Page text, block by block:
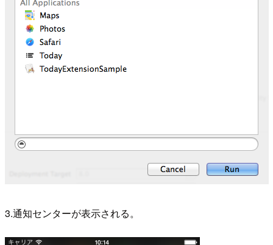
3.通知センターが表示される。